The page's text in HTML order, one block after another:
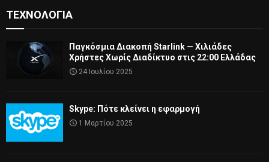
ΤΕΧΝΟΛΟΓΊΑ
Παγκόσμια Διακοπή Starlink — Χιλιάδες
Χρήστες Χωρίς Διαδίκτυο στις 22:00 Ελλάδας
24 Ιουλίου 2025
Skype: Πότε κλείνει η εφαρμογή
1 Μαρτίου 2025